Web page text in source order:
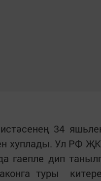
34
хуплады. Ул РФ
гаепле дип
туры